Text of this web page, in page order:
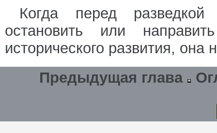
Когда перед
остановить или
исторического развития, она
Предыдущая глава